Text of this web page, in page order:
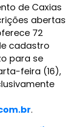
de Caxias
abertas
72
cadastro
para se
feira (16),
.